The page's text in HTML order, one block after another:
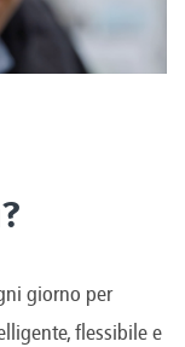
giorno per
flessibile e